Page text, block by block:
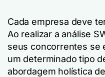
Cada empresa deve
Ao realizar a análise
seus concorrentes se
um determinado tipo
abordagem holística